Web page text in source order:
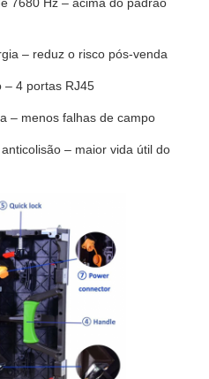
– reduz o risco pós-venda
– 4 portas RJ45
– menos falhas de campo
– maior vida útil do